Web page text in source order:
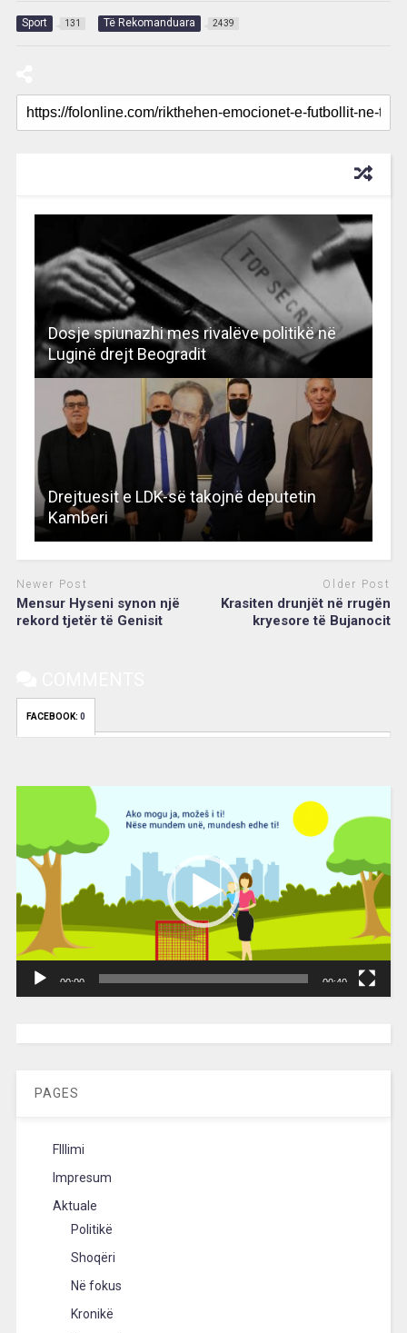
Sport 131 Të Rekomanduara 2439
Dosje spiunazhi mes rivalëve politikë në
Luginë drejt Beogradit
Drejtuesit e LDK-së takojnë deputetin
Kamberi
Newer Post
Mensur Hyseni synon një
rekord tjetër të Genisit
Older Post
Krasiten drunjët në rrugën
kryesore të Bujanocit
FACEBOOK: 0
00:00 00:40
PAGES
FIllimi
Impresum
Aktuale
Politikë
Shoqëri
Në fokus
Kronikë